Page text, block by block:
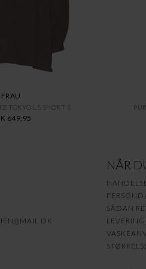
FRAU
TOKYO LS SHORT S
649,95
NÅR
SÅDAN